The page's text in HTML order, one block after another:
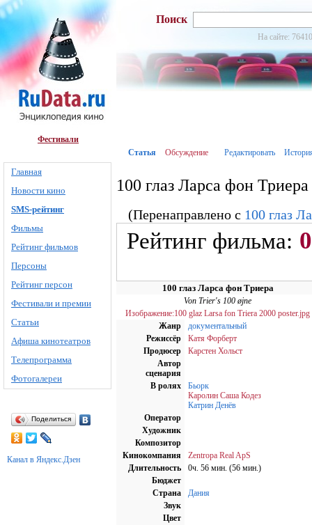
Фестивали
Главная
Новости кино
SMS-рейтинг
Фильмы
Рейтинг фильмов
Персоны
Рейтинг персон
Фестивали и премии
Статьи
Афиша кинотеатров
Телепрограмма
Фотогалереи
Поделиться
Канал в Яндекс.Дзен
Поиск
На сайте:
Статья Обсуждение Редактировать
100 глаз Ларса фон
(Перенаправлено с 100 глаз
Рейтинг фильма: 0
100 глаз Ларса фон Триера
Von Trier's 100 øjne
Изображение:100 glaz Larsa fon Triera 2000 poster.jpg
Жанр
документальный
Режиссёр
Катя Форберт
Продюсер
Карстен Хольст
Автор
сценария
В ролях
Бьорк
Каролин Саша Кодез
Катрин Денёв
Оператор
Художник
Композитор
Кинокомпания
Zentropa Real ApS
Длительность
0ч. 56 мин. (56 мин.)
Бюджет
Страна
Дания
Звук
Цвет